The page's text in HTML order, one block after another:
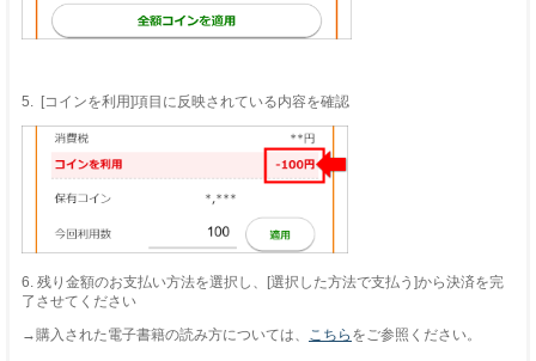
5. [コインを利用]項目に反映されている内容を確認
6. 残り金額のお支払い方法を選択し、[選択した方法で支払う]から決済を完
了させてください
→購入された電子書籍の読み方については、 こちら をご参照ください。